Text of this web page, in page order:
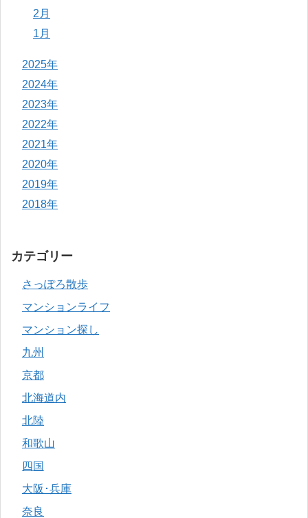
2月
1月
2025年
2024年
2023年
2022年
2021年
2020年
2019年
2018年
カテゴリー
さっぽろ散歩
マンションライフ
マンション探し
九州
京都
北海道内
北陸
和歌山
四国
大阪･兵庫
奈良